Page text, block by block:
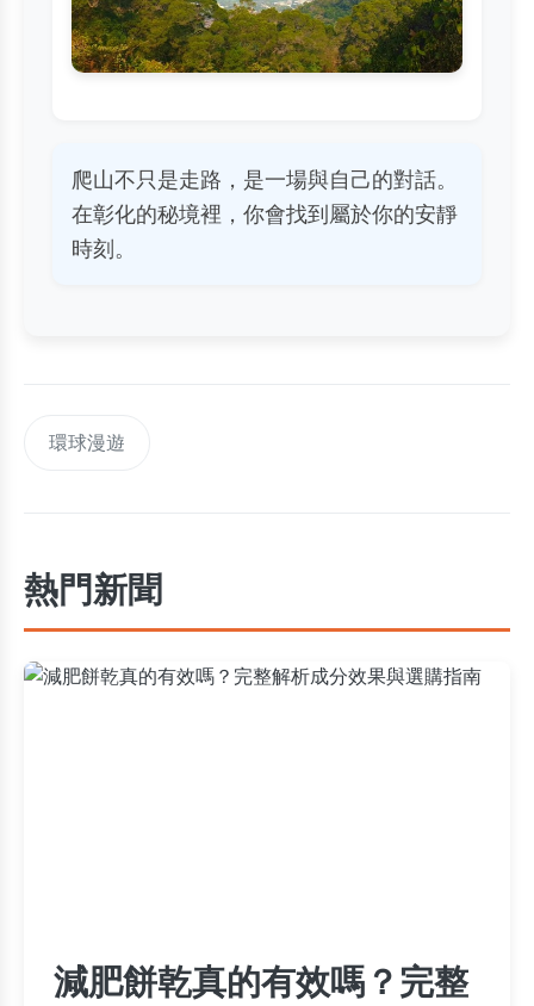
爬山不只是走路，是一場與自己的對話。
在彰化的秘境裡，你會找到屬於你的安靜
時刻。
環球漫遊
熱門新聞
減肥餅乾真的有效嗎？完整